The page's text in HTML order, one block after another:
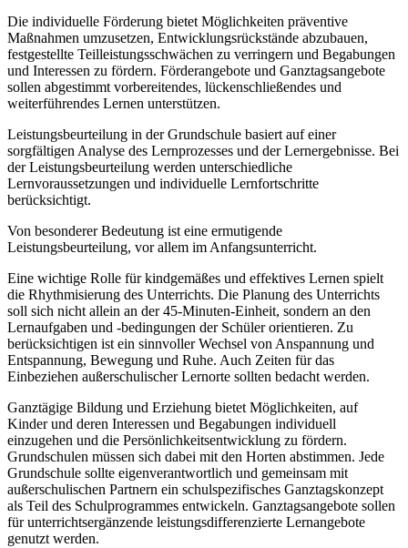
Die individuelle Förderung bietet Möglichkeiten präventive
Maßnahmen umzusetzen, Entwicklungsrückstände abzubauen,
festgestellte Teilleistungsschwächen zu verringern und Begabungen
und Interessen zu fördern. Förderangebote und Ganztagsangebote
sollen abgestimmt vorbereitendes, lückenschließendes und
weiterführendes Lernen unterstützen.
Leistungsbeurteilung in der Grundschule basiert auf einer
sorgfältigen Analyse des Lernprozesses und der Lernergebnisse. Bei
der Leistungsbeurteilung werden unterschiedliche
Lernvoraussetzungen und individuelle Lernfortschritte
berücksichtigt.
Von besonderer Bedeutung ist eine ermutigende
Leistungsbeurteilung, vor allem im Anfangsunterricht.
Eine wichtige Rolle für kindgemäßes und effektives Lernen spielt
die Rhythmisierung des Unterrichts. Die Planung des Unterrichts
soll sich nicht allein an der 45-Minuten-Einheit, sondern an den
Lernaufgaben und -bedingungen der Schüler orientieren. Zu
berücksichtigen ist ein sinnvoller Wechsel von Anspannung und
Entspannung, Bewegung und Ruhe. Auch Zeiten für das
Einbeziehen außerschulischer Lernorte sollten bedacht werden.
Ganztägige Bildung und Erziehung bietet Möglichkeiten, auf
Kinder und deren Interessen und Begabungen individuell
einzugehen und die Persönlichkeitsentwicklung zu fördern.
Grundschulen müssen sich dabei mit den Horten abstimmen. Jede
Grundschule sollte eigenverantwortlich und gemeinsam mit
außerschulischen Partnern ein schulspezifisches Ganztagskonzept
als Teil des Schulprogrammes entwickeln. Ganztagsangebote sollen
für unterrichtsergänzende leistungsdifferenzierte Lernangebote
genutzt werden.